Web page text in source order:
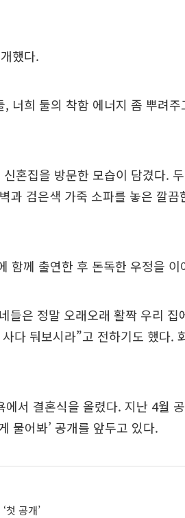
했다.
너희 둘의 착함 에너지 좀 뿌려주
혼집을 방문한 모습이 담겼다.
과 검은색 가죽 소파를 놓은 깔끔
함께 출연한 후 돈독한 우정을 이
들은 정말 오래오래 활짝 우리 집
다 둬보시라”고 전하기도 했다.
서 결혼식을 올렸다. 지난 4월
물어봐’ 공개를 앞두고 있다.
첫 공개’